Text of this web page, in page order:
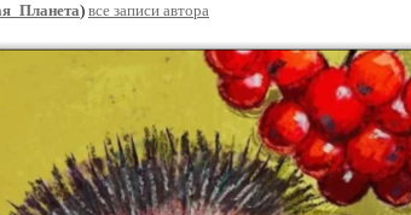
) все записи автора